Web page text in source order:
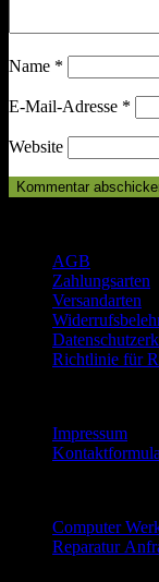
Name *
E-Mail-Adresse *
Website
AGB
Zahlungsarten
Versandarten
Richtlinie für
Impressum
Computer
Reparatur